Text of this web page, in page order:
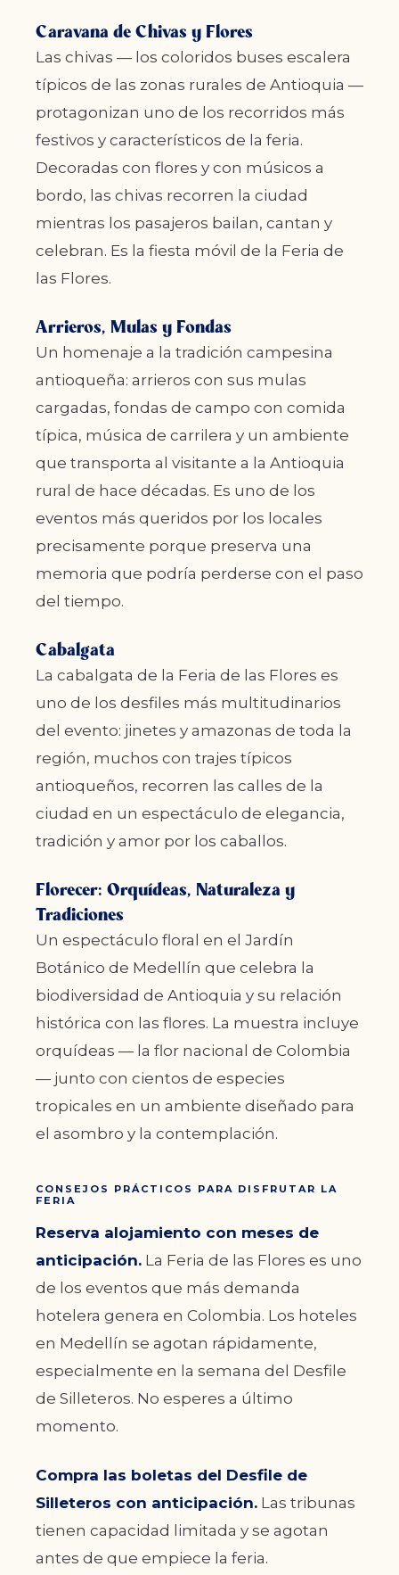
Caravana de Chivas y Flores
Las chivas — los coloridos buses escalera
típicos de las zonas rurales de Antioquia —
protagonizan uno de los recorridos más
festivos y característicos de la feria.
Decoradas con flores y con músicos a
bordo, las chivas recorren la ciudad
mientras los pasajeros bailan, cantan y
celebran. Es la fiesta móvil de la Feria de
las Flores.
Arrieros, Mulas y Fondas
Un homenaje a la tradición campesina
antioqueña: arrieros con sus mulas
cargadas, fondas de campo con comida
típica, música de carrilera y un ambiente
que transporta al visitante a la Antioquia
rural de hace décadas. Es uno de los
eventos más queridos por los locales
precisamente porque preserva una
memoria que podría perderse con el paso
del tiempo.
Cabalgata
La cabalgata de la Feria de las Flores es
uno de los desfiles más multitudinarios
del evento: jinetes y amazonas de toda la
región, muchos con trajes típicos
antioqueños, recorren las calles de la
ciudad en un espectáculo de elegancia,
tradición y amor por los caballos.
Florecer: Orquídeas, Naturaleza y
Tradiciones
Un espectáculo floral en el Jardín
Botánico de Medellín que celebra la
biodiversidad de Antioquia y su relación
histórica con las flores. La muestra incluye
orquídeas — la flor nacional de Colombia
— junto con cientos de especies
tropicales en un ambiente diseñado para
el asombro y la contemplación.
CONSEJOS PRÁCTICOS PARA DISFRUTAR LA
FERIA
Reserva alojamiento con meses de
anticipación. La Feria de las Flores es uno
de los eventos que más demanda
hotelera genera en Colombia. Los hoteles
en Medellín se agotan rápidamente,
especialmente en la semana del Desfile
de Silleteros. No esperes a último
momento.
Compra las boletas del Desfile de
Silleteros con anticipación. Las tribunas
tienen capacidad limitada y se agotan
antes de que empiece la feria.